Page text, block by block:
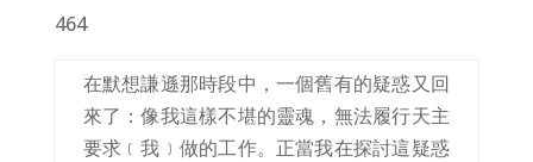
464
在默想謙遜那時段中，一個舊有的疑惑又回
來了：像我這樣不堪的靈魂，無法履行天主
要求﹝我﹞做的工作。正當我在探討這疑惑